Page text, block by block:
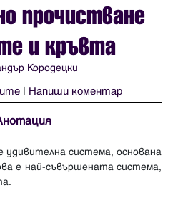
прочистване
и кръвта
Кородецки
| Напиши коментар
удивителна система, основана
е най-съвършената система,